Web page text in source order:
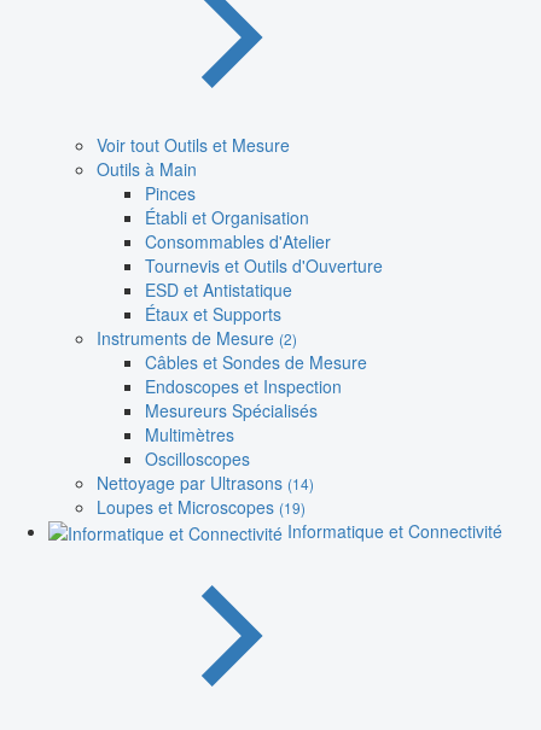
Voir tout Outils et Mesure
Outils à Main
Pinces
Établi et Organisation
Consommables d'Atelier
Tournevis et Outils d'Ouverture
ESD et Antistatique
Étaux et Supports
Instruments de Mesure (2)
Câbles et Sondes de Mesure
Endoscopes et Inspection
Mesureurs Spécialisés
Multimètres
Oscilloscopes
Nettoyage par Ultrasons (14)
Loupes et Microscopes (19)
Informatique et Connectivité